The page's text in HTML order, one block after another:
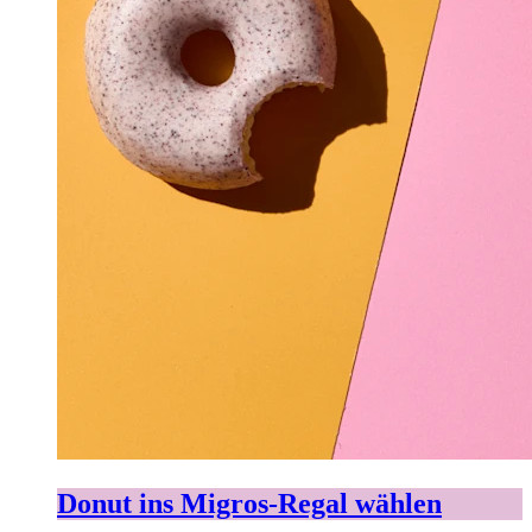
Donut ins Migros-Regal wählen